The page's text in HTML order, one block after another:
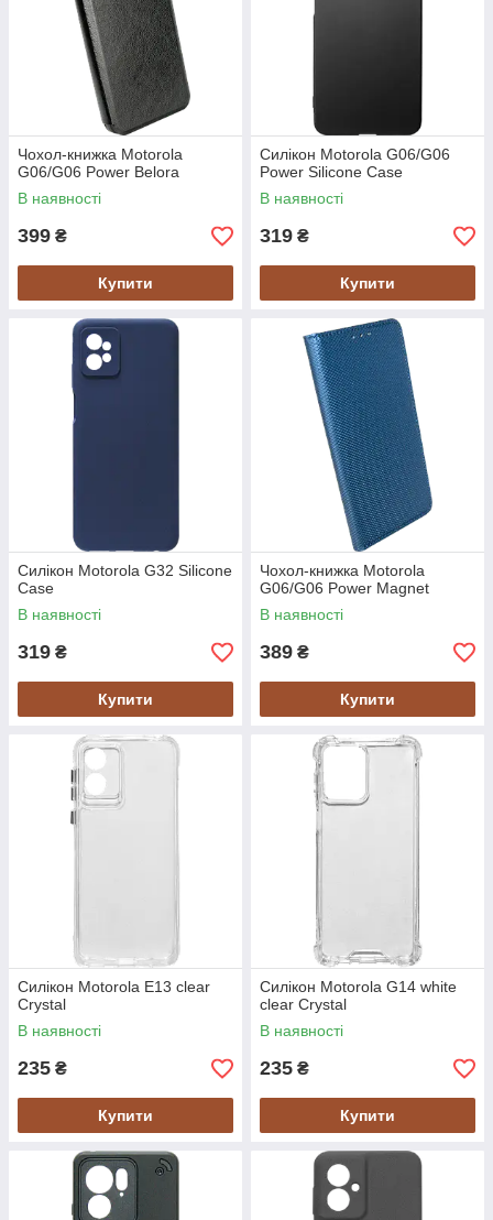
Чохол-книжка Motorola
G06/G06 Power Belora
В наявності
399 ₴
Купити
Силікон Motorola G06/G06
Power Silicone Case
В наявності
319 ₴
Купити
Силікон Motorola G32 Silicone
Case
В наявності
319 ₴
Купити
Чохол-книжка Motorola
G06/G06 Power Magnet
В наявності
389 ₴
Купити
Силікон Motorola E13 clear
Crystal
В наявності
235 ₴
Купити
Силікон Motorola G14 white
clear Crystal
В наявності
235 ₴
Купити